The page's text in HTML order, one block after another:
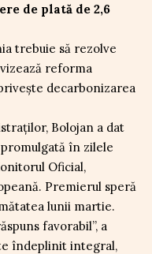
de plată de 2,6
trebuie să rezolve
reforma
decarbonizarea
Bolojan a dat
în zilele
Oficial,
Premierul speră
lunii martie.
favorabil”, a
îndeplinit integral,